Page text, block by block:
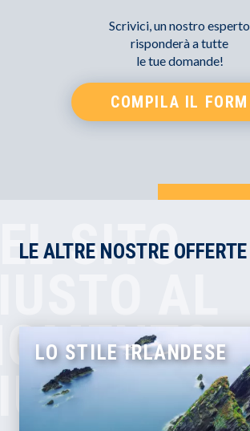
Scrivici, un nostro esperto
risponderà a tutte
le tue domande!
COMPILA IL FORM
SITO
LE ALTRE NOSTRE OFFERTE
LO STILE IRLANDESE